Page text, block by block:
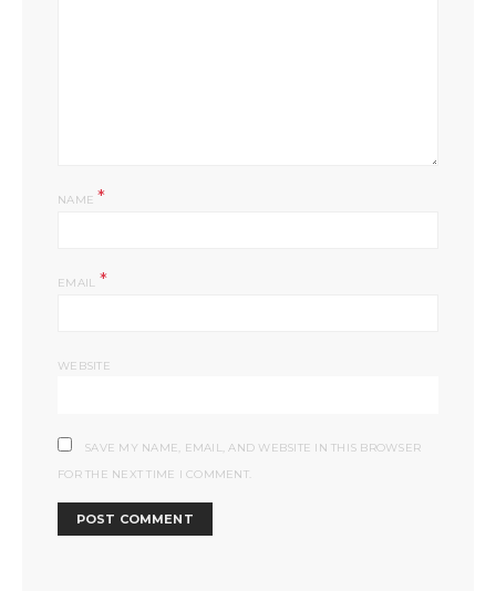
NAME *
EMAIL *
WEBSITE
SAVE MY NAME, EMAIL, AND WEBSITE IN THIS BROWSER
FOR THE NEXT TIME I COMMENT.